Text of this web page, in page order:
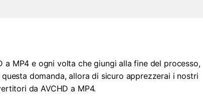
MP4 e ogni volta che giungi alla fine del processo,
domanda, allora di sicuro apprezzerai i nostri
da AVCHD a MP4.